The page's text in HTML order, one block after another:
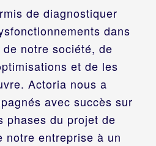
de diagnostiquer
dans
notre société, de
et de les
Actoria nous a
avec succès sur
phases du projet de
notre entreprise à un